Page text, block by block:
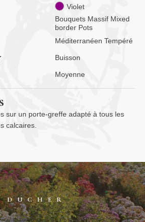
Violet
Bouquets Massif Mixed
border Pots
Méditerranéen Tempéré
Buisson
Moyenne
sur un porte-greffe adapté à tous les
calcaires.
DUCHER